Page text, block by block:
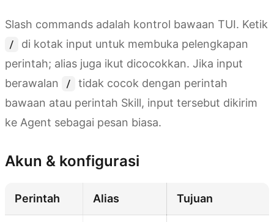
Slash commands adalah kontrol bawaan TUI. Ketik
/
di kotak input untuk membuka pelengkapan
perintah; alias juga ikut dicocokkan. Jika input
berawalan
/
tidak cocok dengan perintah
bawaan atau perintah Skill, input tersebut dikirim
ke Agent sebagai pesan biasa.
Akun & konfigurasi
Perintah Alias Tujuan